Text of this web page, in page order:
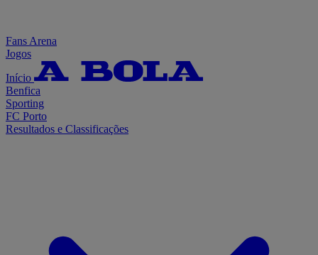
Fans Arena
Jogos
Início
Benfica
Sporting
FC Porto
Resultados e Classificações